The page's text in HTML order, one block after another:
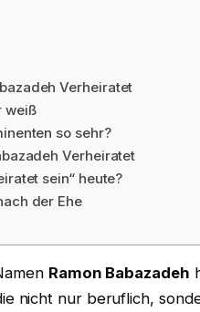
Verheiratet
weiß
so sehr?
Verheiratet
sein“ heute?
der Ehe
Ramon Babazadeh
nicht nur beruflich,